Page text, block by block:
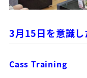
3月15日を意識し
Cass Training